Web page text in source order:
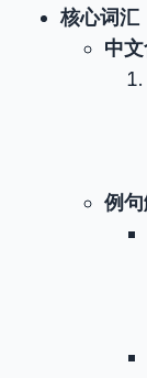
核心词
中文
例句